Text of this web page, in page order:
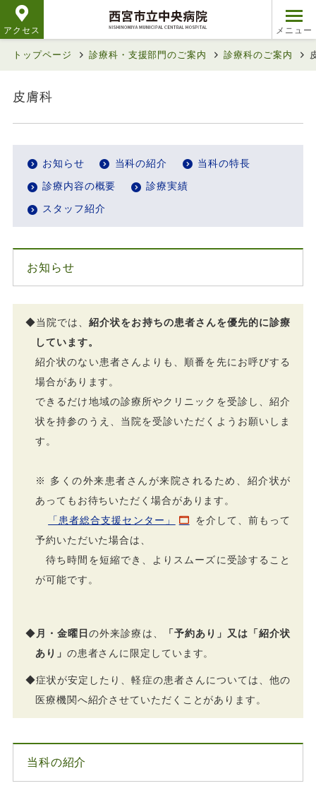
アクセス
トップページ 診療科・支援部門のご案内 診療科のご案内
皮膚科
お知らせ 当科の紹介 当科の特長
診療内容の概要 診療実績
スタッフ紹介
お知らせ
◆当院では、紹介状をお持ちの患者さんを優先的に診療
しています。
紹介状のない患者さんよりも、順番を先にお呼びする
場合があります。
できるだけ地域の診療所やクリニックを受診し、紹介
状を持参のうえ、当院を受診いただくようお願いしま
す。
※ 多くの外来患者さんが来院されるため、紹介状が
あってもお待ちいただく場合があります。
「患者総合支援センター」
を介して、前もって
予約いただいた場合は、
待ち時間を短縮でき、よりスムーズに受診すること
が可能です。
◆月・金曜日の外来診療は、
「予約あり」又は「紹介状
あり」 の患者さんに限定しています。
◆症状が安定したり、軽症の患者さんについては、他の
医療機関へ紹介させていただくことがあります。
当科の紹介